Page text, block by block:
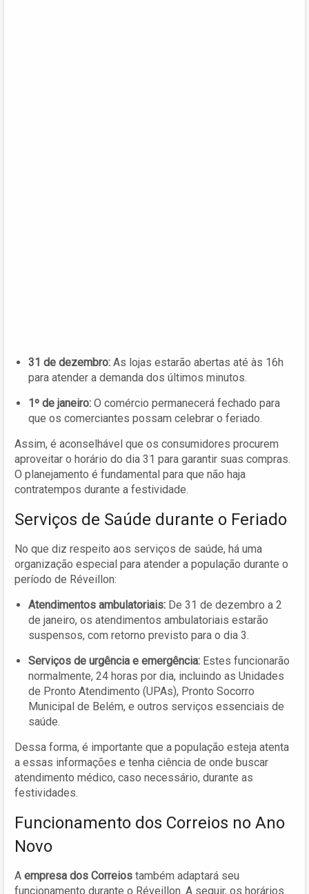
31 de dezembro: As lojas estarão abertas até às 16h
para atender a demanda dos últimos minutos.
1º de janeiro: O comércio permanecerá fechado para
que os comerciantes possam celebrar o feriado.
Assim, é aconselhável que os consumidores procurem
aproveitar o horário do dia 31 para garantir suas compras.
O planejamento é fundamental para que não haja
contratempos durante a festividade.
Serviços de Saúde durante o Feriado
No que diz respeito aos serviços de saúde, há uma
organização especial para atender a população durante o
período de Réveillon:
Atendimentos ambulatoriais: De 31 de dezembro a 2
de janeiro, os atendimentos ambulatoriais estarão
suspensos, com retorno previsto para o dia 3.
Serviços de urgência e emergência: Estes funcionarão
normalmente, 24 horas por dia, incluindo as Unidades
de Pronto Atendimento (UPAs), Pronto Socorro
Municipal de Belém, e outros serviços essenciais de
saúde.
Dessa forma, é importante que a população esteja atenta
a essas informações e tenha ciência de onde buscar
atendimento médico, caso necessário, durante as
festividades.
Funcionamento dos Correios no Ano
Novo
A empresa dos Correios também adaptará seu
funcionamento durante o Réveillon. A seguir, os horários